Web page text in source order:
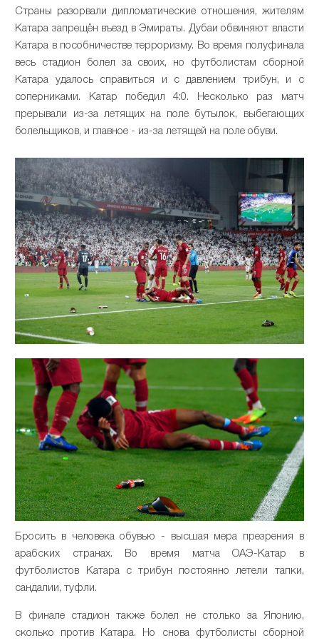
Страны разорвали дипломатические отношения, жителям
Катара запрещён въезд в Эмираты. Дубаи обвиняют власти
Катара в пособничестве терроризму. Во время полуфинала
весь стадион болел за своих, но футболистам сборной
Катара удалось справиться и с давлением трибун, и с
соперниками. Катар победил 4:0. Несколько раз матч
прерывали из-за летящих на поле бутылок, выбегающих
болельщиков, и главное - из-за летящей на поле обуви.
Бросить в человека обувью - высшая мера презрения в
арабских странах. Во время матча ОАЭ-Катар в
футболистов Катара с трибун постоянно летели тапки,
сандалии, туфли.
В финале стадион также болел не столько за Японию,
сколько против Катара. Но снова футболисты сборной